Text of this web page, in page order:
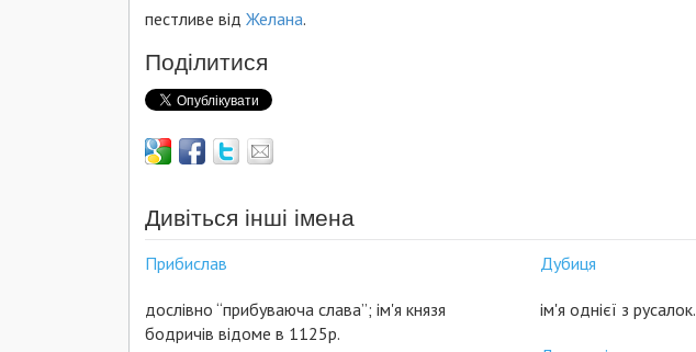
пестливе від Желана.
Поділитися
Дивіться інші імена
Прибислав
дослівно “прибуваюча слава”; ім'я князя
бодричів відоме в 1125р.
Дубиця
ім'я однієї з русалок.